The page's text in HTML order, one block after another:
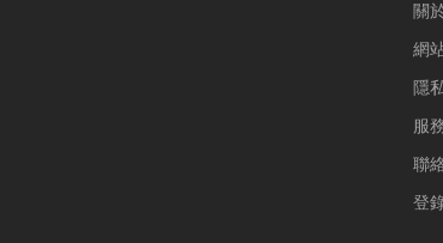
關
網
隱
服
聯
登